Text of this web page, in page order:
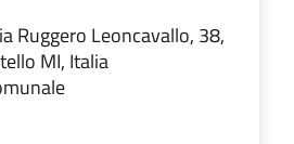
Ruggero Leoncavallo, 38,
MI, Italia